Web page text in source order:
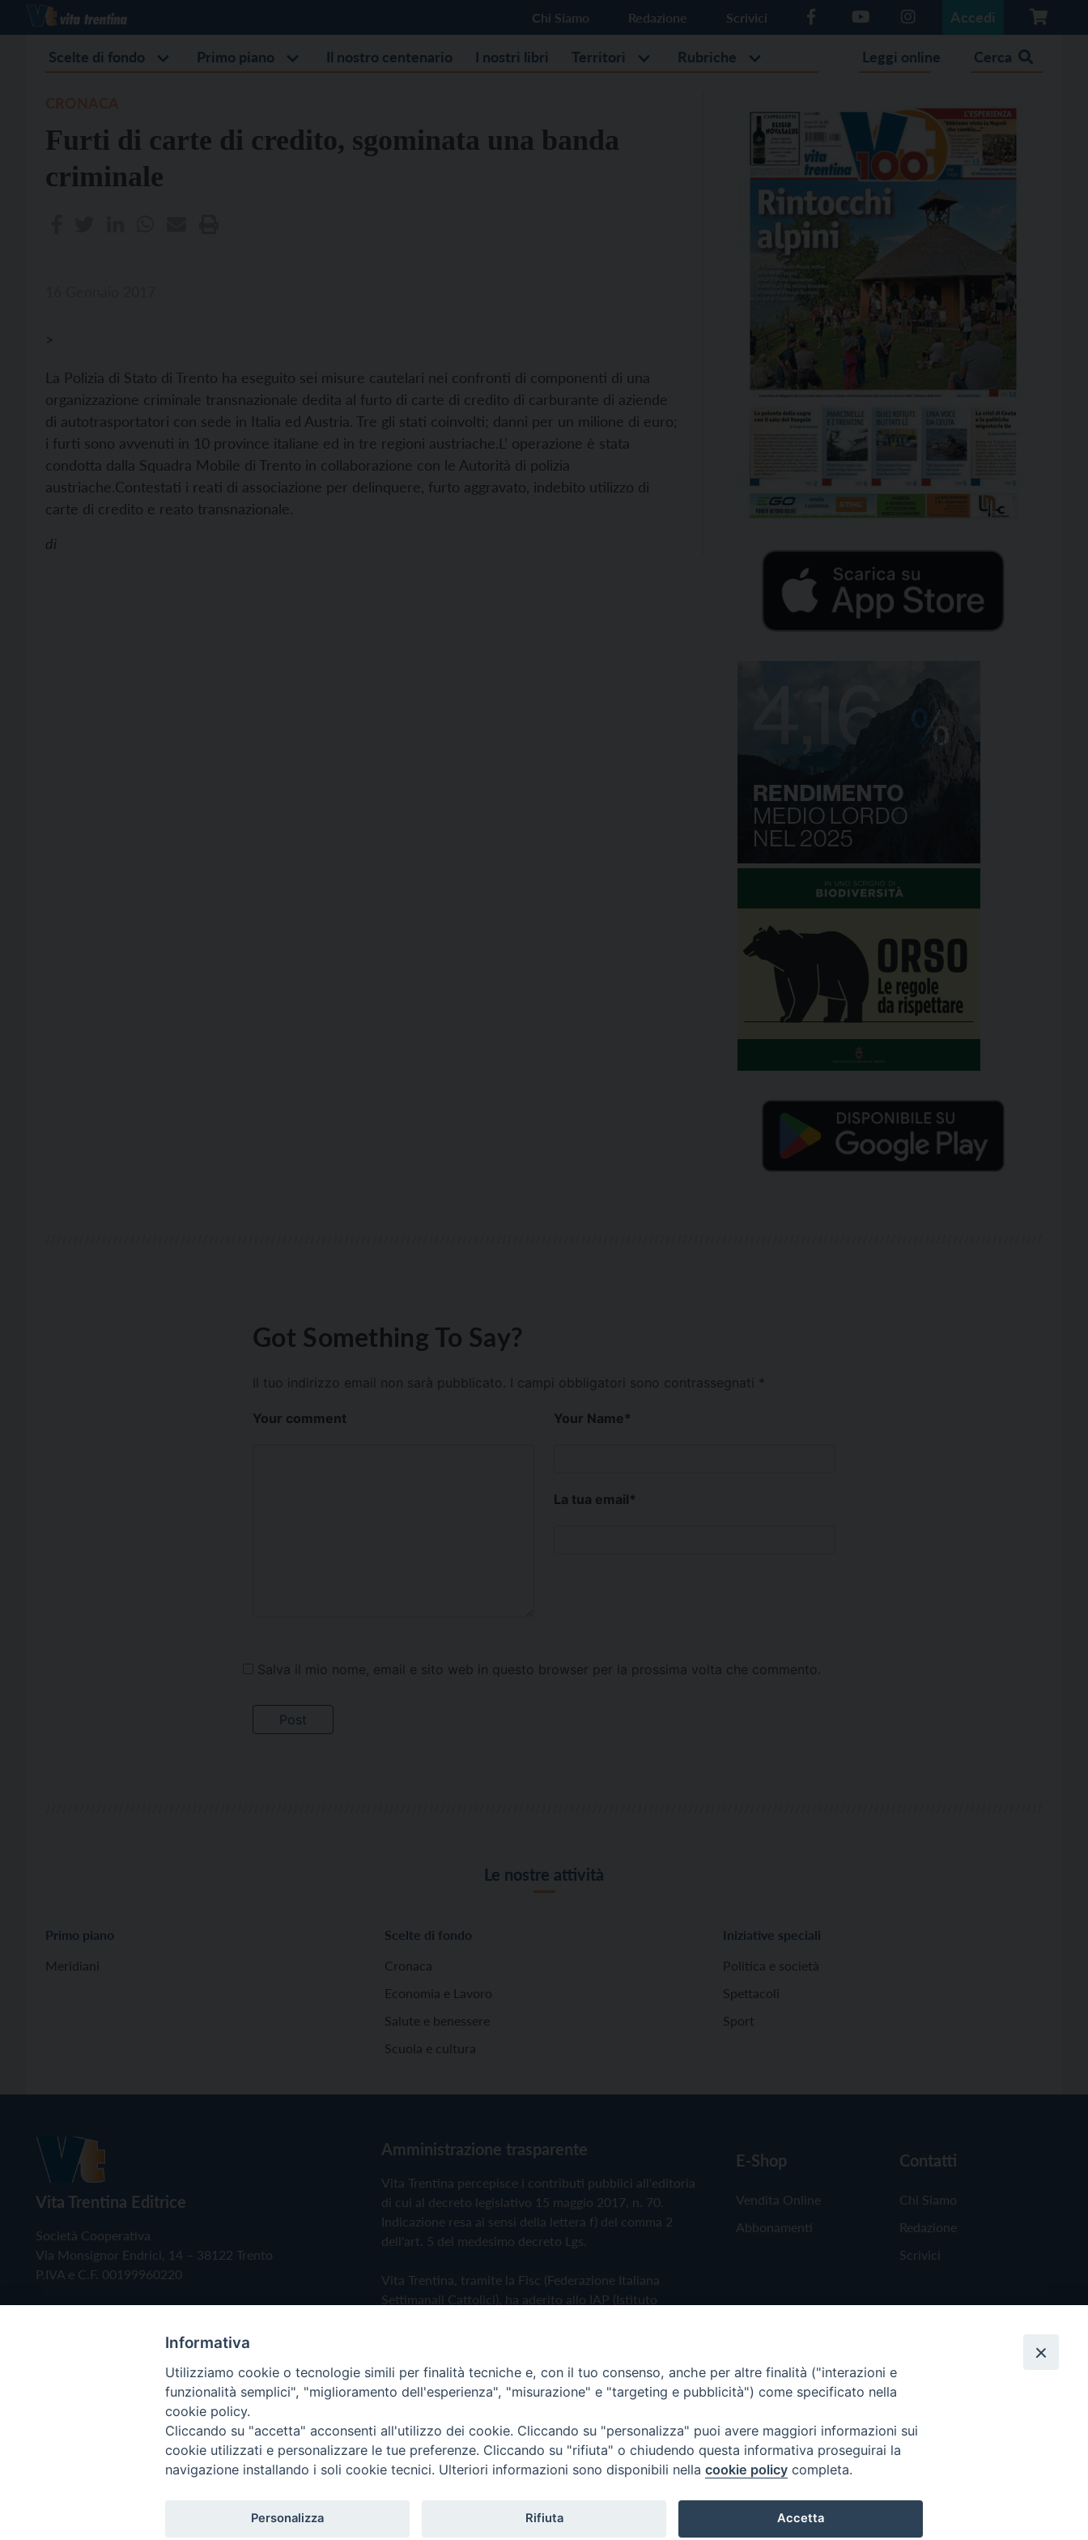
Chi Siamo Redazione Scrivici Accedi
Scelte di fondo Primo piano Il nostro centenario I nostri libri Territori Rubriche Leggi online Cerca
Furti di carte di credito, sgominata una banda
criminale
>
La Polizia di Stato di Trento ha eseguito sei misure cautelari nei confronti di componenti di una
organizzazione criminale transnazionale dedita al furto di carte di credito di carburante di aziende
di autotrasportatori con sede in Italia ed Austria. Tre gli stati coinvolti; danni per un milione di euro;
i furti sono avvenuti in 10 province italiane ed in tre regioni austriache.L’ operazione è stata
condotta dalla Squadra Mobile di Trento in collaborazione con le Autorità di polizia
austriache.Contestati i reati di associazione per delinquere, furto aggravato, indebito utilizzo di
carte di credito e reato transnazionale.
di
Got Something To Say?
Il tuo indirizzo email non sarà pubblicato. I campi obbligatori sono contrassegnati *
Your comment Your Name*
La tua email*
Salva il mio nome, email e sito web in questo browser per la prossima volta che commento.
Le nostre attività
Primo piano
Meridiani
Scelte di fondo
Cronaca
Economia e Lavoro
Salute e benessere
Scuola e cultura
Iniziative speciali
Politica e società
Spettacoli
Sport
Vita Trentina Editrice
Società Cooperativa
Via Monsignor Endrici, 14 – 38122 Trento
P.IVA e C.F. 00199960220
Amministrazione trasparente
Vita Trentina percepisce i contributi pubblici all'editoria
di cui al decreto legislativo 15 maggio 2017, n. 70.
Indicazione resa ai sensi della lettera f) del comma 2
dell'art. 5 del medesimo decreto Lgs.
Vita Trentina, tramite la Fisc (Federazione Italiana
Settimanali Cattolici), ha aderito allo IAP (Istituto
Privacy Policy Cookie Policy
E-Shop
Vendita Online
Abbonamenti
Contatti
Chi Siamo
Redazione
Scrivici
Copyright © 2019 - Tutti i diritti riservati - Vita Trentina Editrice
Informativa
Utilizziamo cookie o tecnologie simili per finalità tecniche e, con il tuo consenso, anche per altre finalità ("interazioni e
funzionalità semplici", "miglioramento dell'esperienza", "misurazione" e "targeting e pubblicità") come specificato nella
cookie policy.
Cliccando su "accetta" acconsenti all'utilizzo dei cookie. Cliccando su "personalizza" puoi avere maggiori informazioni sui
cookie utilizzati e personalizzare le tue preferenze. Cliccando su "rifiuta" o chiudendo questa informativa proseguirai la
navigazione installando i soli cookie tecnici. Ulteriori informazioni sono disponibili nella cookie policy completa.
Personalizza Rifiuta Accetta